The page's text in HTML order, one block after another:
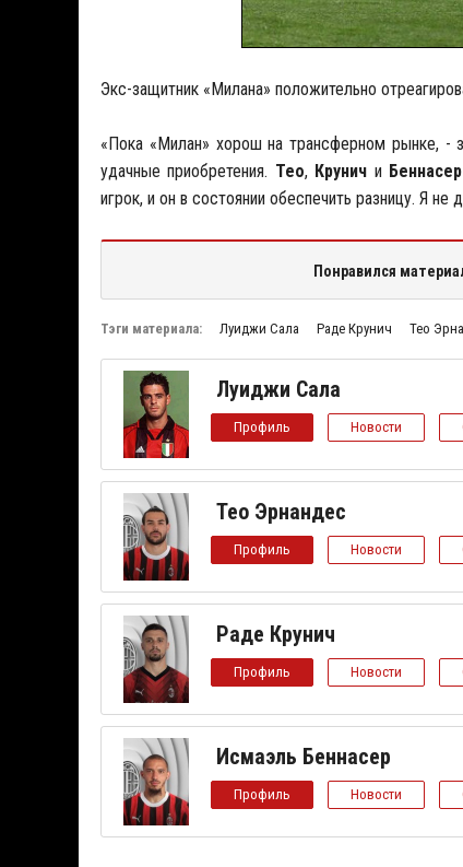
Экс-защитник «Милана» положительно
«Пока «Милан» хорош на трансферном рынке, -
удачные приобретения. Тео, Крунич и Беннасер
игрок, и он в состоянии обеспечить разницу. Я
Понравился
Тэги материала: Луиджи Сала Раде Крунич Тео
Луиджи Сала
Профиль Новости
Тео Эрнандес
Профиль Новости
Раде Крунич
Профиль Новости
Исмаэль Беннасер
Профиль Новости